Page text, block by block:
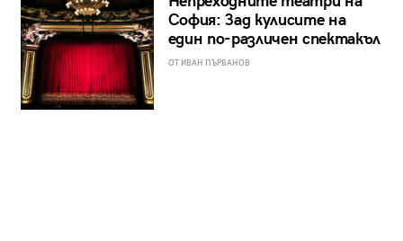
София: Зад кулисите на
един по-различен спектакъл
ОТ ИВАН ПЪРВАНОВ